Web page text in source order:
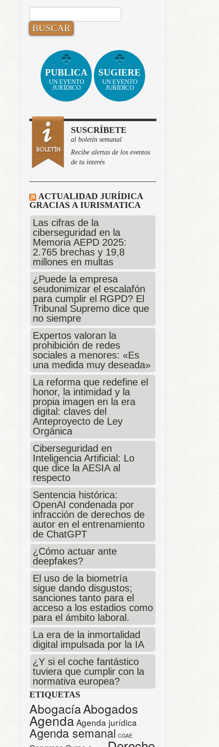
BUSCAR:
PUBLICA
UN EVENTO
JURÍDICO
SUGIERE
UN EVENTO
JURÍDICO
SUSCRÍBETE
al boletín semanal
Recibe alertas de los eventos
de tu interés
ACTUALIDAD JURÍDICA
GRACIAS A IURISMATICA
Las cifras de la
ciberseguridad en la
Memoria AEPD 2025:
2.765 brechas y 19,8
millones en multas
¿Puede la empresa
seudonimizar el escalafón
para cumplir el RGPD? El
Tribunal Supremo dice que
no siempre
Expertos valoran la
prohibición de redes
sociales a menores: «Es
una medida muy deseada»
La reforma que redefine el
honor, la intimidad y la
propia imagen en la era
digital: claves del
Anteproyecto de Ley
Orgánica
Ciberseguridad en
Inteligencia Artificial: Lo
que dice la AESIA al
respecto
Sentencia histórica:
OpenAI condenada por
infracción de derechos de
autor en el entrenamiento
de ChatGPT
¿Cómo actuar ante
deepfakes?
El uso de la biometría
sigue dando disgustos;
sanciones tanto para el
acceso a los estadios como
para el ámbito laboral.
La era de la inmortalidad
digital impulsada por la IA
¿Y si el coche fantástico
tuviera que cumplir con la
normativa europea?
ETIQUETAS
AbogacíaAbogados
Agenda Agenda jurídica
Agenda semanal CGAE